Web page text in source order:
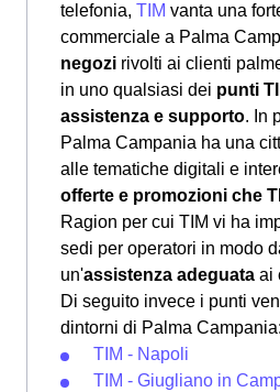
telefonia, TIM vanta una
commerciale a Palma
negozi rivolti ai clienti
in uno qualsiasi dei punti
assistenza e supporto. In
Palma Campania ha una
alle tematiche digitali e
offerte e promozioni che
Ragion per cui TIM vi ha
sedi per operatori in modo
un'assistenza adeguata ai
Di seguito invece i punti
dintorni di Palma Campania:
TIM - Napoli
TIM - Giugliano in